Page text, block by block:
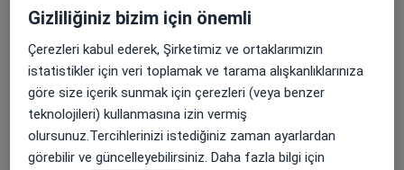
Prof. Dr. Yusuf Kibar
52 görüş
Çukurambar Mahallesi , Muhsin Yazıcıoğlu Caddesi , Sarı Konak Apartmanı No: 8, Kat : 2 Daire 10, Ankara
Prof. Dr. Yusuf Kibar
Gizliliğiniz bizim için önemli
Çerezleri kabul ederek, Şirketimiz ve ortaklarımızın
istatistikler için veri toplamak ve tarama alışkanlıklarınıza
göre size içerik sunmak için çerezleri (veya benzer
teknolojileri) kullanmasına izin vermiş
olursunuz.Tercihlerinizi istediğiniz zaman ayarlardan
görebilir ve güncelleyebilirsiniz. Daha fazla bilgi için